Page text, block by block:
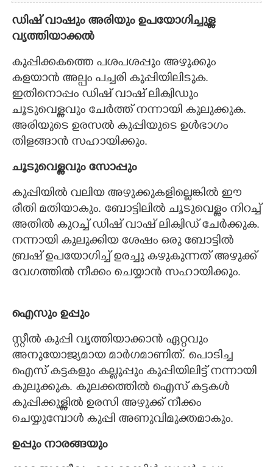
ഡിഷ് വാഷും അരിയും ഉപയോഗിച്ചുള്ള
വൃത്തിയാക്കൽ
കുപ്പിക്കകത്തെ പശപശപ്പും അഴുക്കും
കളയാൻ അല്പം പച്ചരി കുപ്പിയിലിടുക.
ഇതിനൊപ്പം ഡിഷ് വാഷ് ലിക്വിഡും
ചൂടുവെള്ളവും ചേർത്ത് നന്നായി കുലുക്കുക.
അരിയുടെ ഉരസൽ കുപ്പിയുടെ ഉൾഭാഗം
തിളങ്ങാൻ സഹായിക്കും.
ചൂടുവെള്ളവും സോപ്പും
കുപ്പിയിൽ വലിയ അഴുക്കുകളില്ലെങ്കിൽ ഈ
രീതി മതിയാകും. ബോട്ടിലിൽ ചൂടുവെള്ളം നിറച്ച്
അതിൽ കുറച്ച് ഡിഷ് വാഷ് ലിക്വിഡ് ചേർക്കുക.
നന്നായി കുലുക്കിയ ശേഷം ഒരു ബോട്ടിൽ
ബ്രഷ് ഉപയോഗിച്ച് ഉരച്ചു കഴുകുന്നത് അഴുക്ക്
വേഗത്തിൽ നീക്കം ചെയ്യാൻ സഹായിക്കും.
ഐസും ഉപ്പും
സ്റ്റീൽ കുപ്പി വൃത്തിയാക്കാൻ ഏറ്റവും
അനുയോജ്യമായ മാർഗമാണിത്. പൊടിച്ച
ഐസ് കട്ടകളും കല്ലുപ്പും കുപ്പിയിലിട്ട് നന്നായി
കുലുക്കുക. കുലക്കത്തിൽ ഐസ് കട്ടകൾ
കുപ്പിക്കുള്ളിൽ ഉരസി അഴുക്ക് നീക്കം
ചെയ്യുമ്പോൾ കുപ്പി അണുവിമുക്തമാകും.
ഉപ്പും നാരങ്ങയും